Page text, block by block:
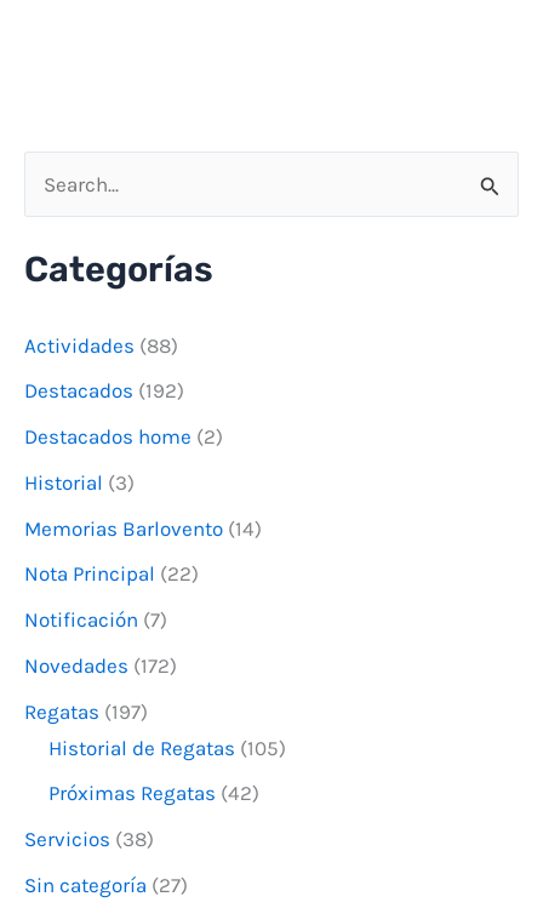
s
a
r
p
o
r
:
Categorías
Actividades (88)
Destacados (192)
Destacados home (2)
Historial (3)
Memorias Barlovento (14)
Nota Principal (22)
Notificación (7)
Novedades (172)
Regatas (197)
Historial de Regatas (105)
Próximas Regatas (42)
Servicios (38)
Sin categoría (27)